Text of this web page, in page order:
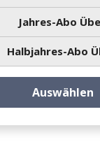
Jahres-Abo
Halbjahres-Abo
Auswählen